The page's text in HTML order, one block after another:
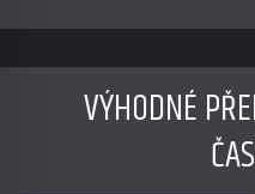
VÝHODNÉ